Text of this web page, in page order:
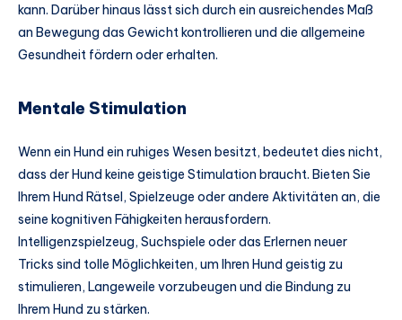
kann. Darüber hinaus lässt sich durch ein ausreichendes Maß
an Bewegung das Gewicht kontrollieren und die allgemeine
Gesundheit fördern oder erhalten.
Mentale Stimulation
Wenn ein Hund ein ruhiges Wesen besitzt, bedeutet dies nicht,
dass der Hund keine geistige Stimulation braucht. Bieten Sie
Ihrem Hund Rätsel, Spielzeuge oder andere Aktivitäten an, die
seine kognitiven Fähigkeiten herausfordern.
Intelligenzspielzeug, Suchspiele oder das Erlernen neuer
Tricks sind tolle Möglichkeiten, um Ihren Hund geistig zu
stimulieren, Langeweile vorzubeugen und die Bindung zu
Ihrem Hund zu stärken.